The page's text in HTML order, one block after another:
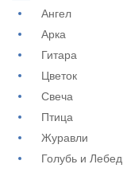
Ангел
Арка
Гитара
Цветок
Свеча
Птица
Журавли
Голубь и